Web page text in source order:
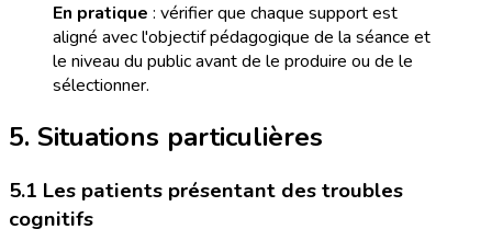
En pratique : vérifier que chaque support est
aligné avec l'objectif pédagogique de la séance et
le niveau du public avant de le produire ou de le
sélectionner.
5. Situations particulières
5.1 Les patients présentant des troubles
cognitifs